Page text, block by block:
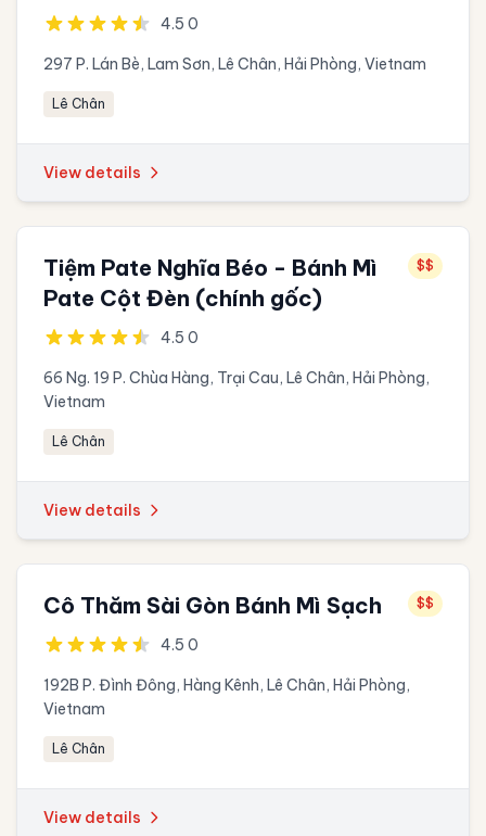
4.5 0
297 P. Lán Bè, Lam Sơn, Lê Chân, Hải Phòng, Vietnam
Lê Chân
View details
Tiệm Pate Nghĩa Béo - Bánh Mì
Pate Cột Đèn (chính gốc)
$$
4.5 0
66 Ng. 19 P. Chùa Hàng, Trại Cau, Lê Chân, Hải Phòng,
Vietnam
Lê Chân
View details
Cô Thăm Sài Gòn Bánh Mì Sạch $$
4.5 0
192B P. Đình Đông, Hàng Kênh, Lê Chân, Hải Phòng,
Vietnam
Lê Chân
View details